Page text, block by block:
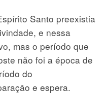
Santo preexistia
e nessa
mas o período que
não foi a época de
do
e espera.